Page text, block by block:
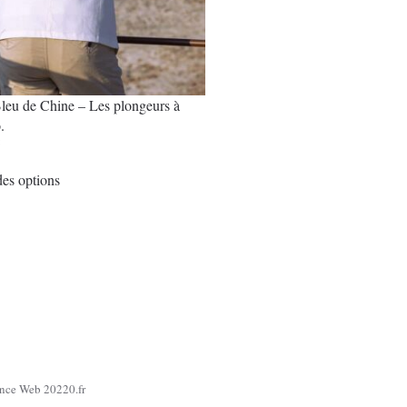
de Chine – Les plongeurs à
optionsproduit
sur
Web 20220.fr